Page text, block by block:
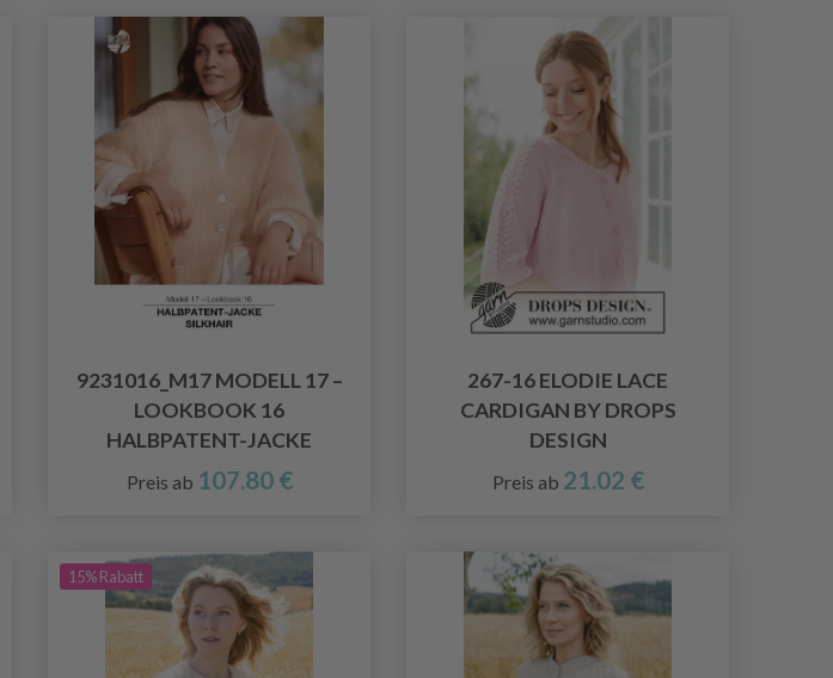
9231016_M17 MODELL 17 –
LOOKBOOK 16
HALBPATENT-JACKE
Preis ab 107.80 €
267-16 ELODIE LACE
CARDIGAN BY DROPS
DESIGN
Preis ab 21.02 €
15% Rabatt